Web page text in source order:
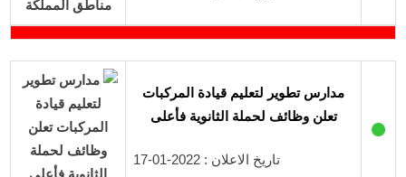
●
مدارس تطوير لتعليم قيادة المركبات
تعلن وظائف لحملة الثانوية فأعلى
تاريخ الاعلان : 2022-01-17